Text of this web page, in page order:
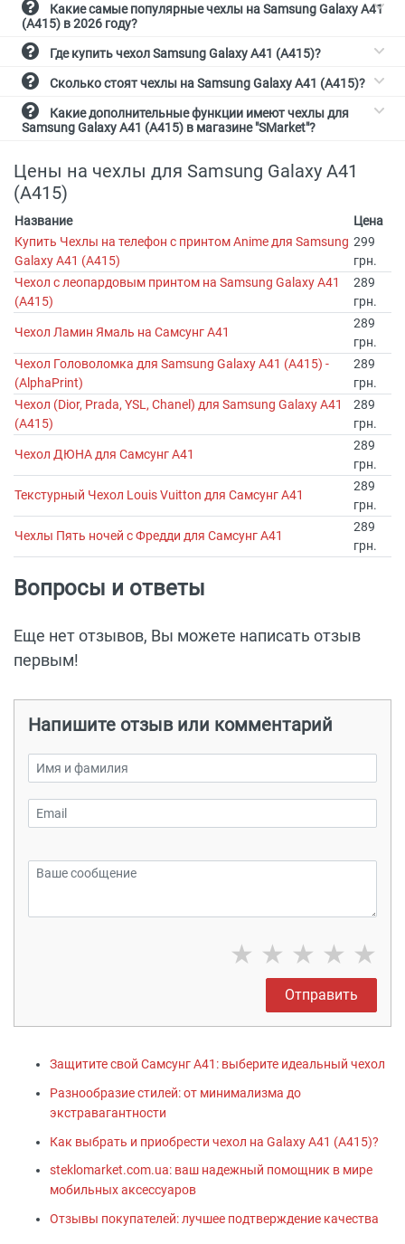
(A415) в 2026 году?
Где купить чехол Samsung Galaxy A41 (A415)?
Сколько стоят чехлы на Samsung Galaxy A41 (A415)?
Samsung Galaxy A41 (A415) в магазине "SMarket"?
Цены на чехлы для Samsung Galaxy A41
(A415)
Название
Цена
Купить Чехлы на телефон с принтом Anime для Samsung
Galaxy A41 (A415)
299
грн.
Чехол с леопардовым принтом на Samsung Galaxy A41
(A415)
289
грн.
Чехол Ламин Ямаль на Самсунг А41
289
грн.
Чехол Головоломка для Samsung Galaxy A41 (A415) -
(AlphaPrint)
289
грн.
Чехол (Dior, Prada, YSL, Chanel) для Samsung Galaxy A41
(A415)
289
грн.
Чехол ДЮНА для Самсунг А41
289
грн.
Текстурный Чехол Louis Vuitton для Самсунг А41
289
грн.
Чехлы Пять ночей с Фредди для Самсунг А41
289
грн.
Вопросы и ответы
Еще нет отзывов, Вы можете написать отзыв
первым!
Напишите отзыв или комментарий
★ ★ ★ ★ ★
Отправить
Защитите свой Самсунг А41: выберите идеальный чехол
Разнообразие стилей: от минимализма до
экстравагантности
Как выбрать и приобрести чехол на Galaxy A41 (A415)?
steklomarket.com.ua: ваш надежный помощник в мире
мобильных аксессуаров
Отзывы покупателей: лучшее подтверждение качества